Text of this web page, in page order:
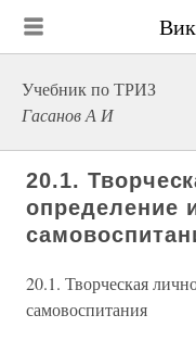
Учебник по ТРИЗ
Гасанов А И
20.1.
определение
20.1. Творческая
самовоспитания